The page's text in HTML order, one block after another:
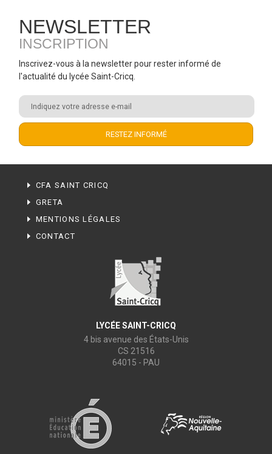
NEWSLETTER
INSCRIPTION
Inscrivez-vous à la newsletter pour rester informé de
l'actualité du lycée Saint-Cricq.
CFA SAINT CRICQ
GRETA
MENTIONS LÉGALES
CONTACT
LYCÉE SAINT-CRICQ
4 bis avenue des États-Unis
CS 21516
64015 - PAU